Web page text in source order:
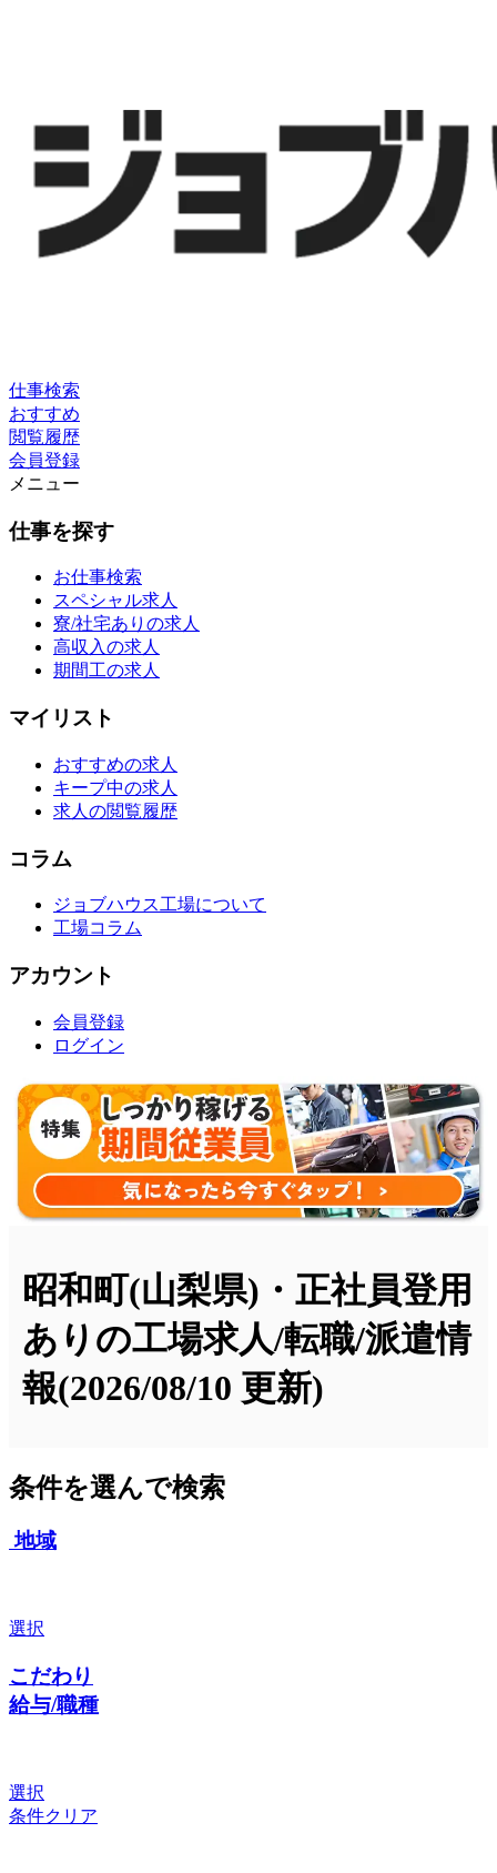
仕事検索
おすすめ
閲覧履歴
会員登録
メニュー
仕事を探す
お仕事検索
スペシャル求人
寮/社宅ありの求人
高収入の求人
期間工の求人
マイリスト
おすすめの求人
キープ中の求人
求人の閲覧履歴
コラム
ジョブハウス工場について
工場コラム
アカウント
会員登録
ログイン
昭和町(山梨県)・正社員登用
ありの工場求人/転職/派遣情
報(2026/08/10 更新)
条件を選んで検索
地域
選択
こだわり
給与/職種
選択
条件クリア